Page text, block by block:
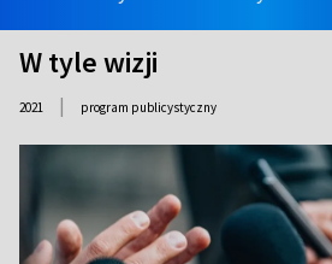
W tyle wizji
2021 | program publicystyczny